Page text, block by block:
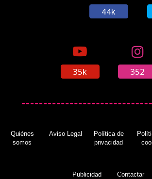
44k
35k 352
Quiénes
somos
Aviso Legal
Política de
privacidad
Publicidad Contactar